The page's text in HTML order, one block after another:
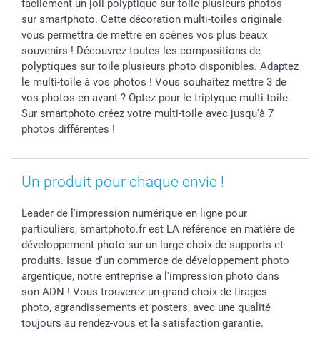
Toussaint
Rentrée des classes
Saint-Valentin
Vacances
Partenariats & Influence
Investisseurs
Modes de paiement
Grandes quantités
Statut de ma commande
facilement un joli polyptique sur toile plusieurs photos
sur smartphoto. Cette décoration multi-toiles originale
vous permettra de mettre en scènes vos plus beaux
souvenirs ! Découvrez toutes les compositions de
polyptiques sur toile plusieurs photo disponibles. Adaptez
le multi-toile à vos photos ! Vous souhaitez mettre 3 de
vos photos en avant ? Optez pour le triptyque multi-toile.
Sur smartphoto créez votre multi-toile avec jusqu'à 7
photos différentes !
Un produit pour chaque envie !
Leader de l'impression numérique en ligne pour
particuliers, smartphoto.fr est LA référence en matière de
développement photo sur un large choix de supports et
produits. Issue d'un commerce de développement photo
argentique, notre entreprise a l'impression photo dans
son ADN ! Vous trouverez un grand choix de tirages
photo, agrandissements et posters, avec une qualité
toujours au rendez-vous et la satisfaction garantie.